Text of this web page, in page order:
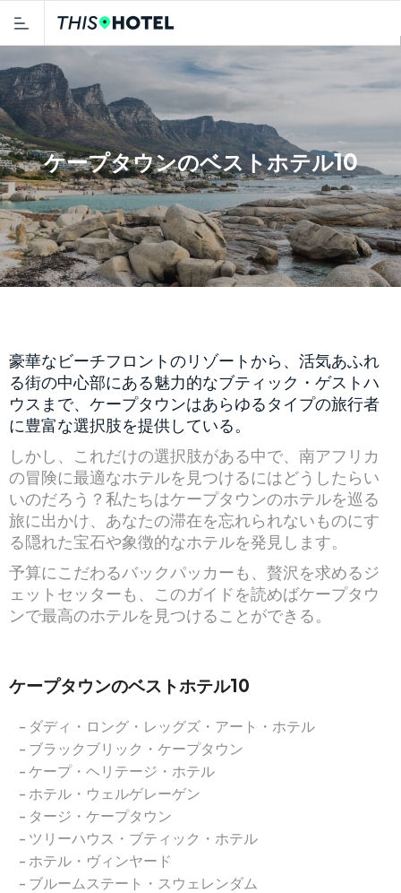
ケープタウンのベストホテル10
豪華なビーチフロントのリゾートから、活気あふれ
る街の中心部にある魅力的なブティック・ゲストハ
ウスまで、ケープタウンはあらゆるタイプの旅行者
に豊富な選択肢を提供している。
しかし、これだけの選択肢がある中で、南アフリカ
の冒険に最適なホテルを見つけるにはどうしたらい
いのだろう？私たちはケープタウンのホテルを巡る
旅に出かけ、あなたの滞在を忘れられないものにす
る隠れた宝石や象徴的なホテルを発見します。
予算にこだわるバックパッカーも、贅沢を求めるジ
ェットセッターも、このガイドを読めばケープタウ
ンで最高のホテルを見つけることができる。
ケープタウンのベストホテル10
ダディ・ロング・レッグズ・アート・ホテル
ブラックブリック・ケープタウン
ケープ・ヘリテージ・ホテル
ホテル・ウェルゲレーゲン
タージ・ケープタウン
ツリーハウス・ブティック・ホテル
ホテル・ヴィンヤード
ブルームステート・スウェレンダム